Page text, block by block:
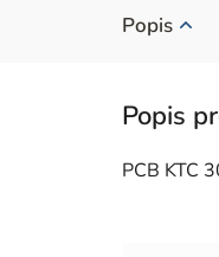
Popis
PCB KTC